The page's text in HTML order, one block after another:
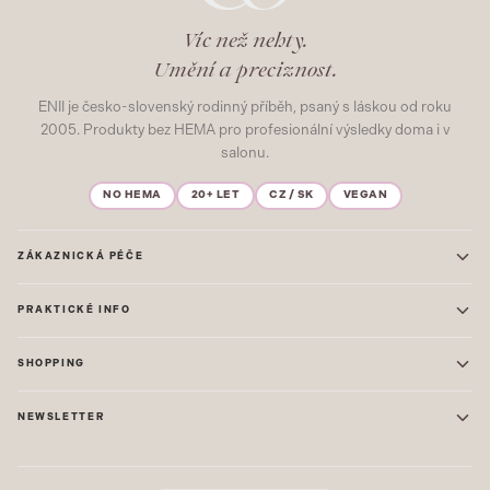
Víc než nehty.
Umění a preciznost.
ENII je česko-slovenský rodinný příběh, psaný s láskou od roku
2005. Produkty bez HEMA pro profesionální výsledky doma i v
salonu.
NO HEMA 20+ LET CZ / SK VEGAN
ZÁKAZNICKÁ PÉČE
Časté dotazy
Mapa stránek
PRAKTICKÉ INFO
Prodejna: Uherské Hradiště
Ochrana osobních údajů
SHOPPING
GEL LAKY
NEWSLETTER